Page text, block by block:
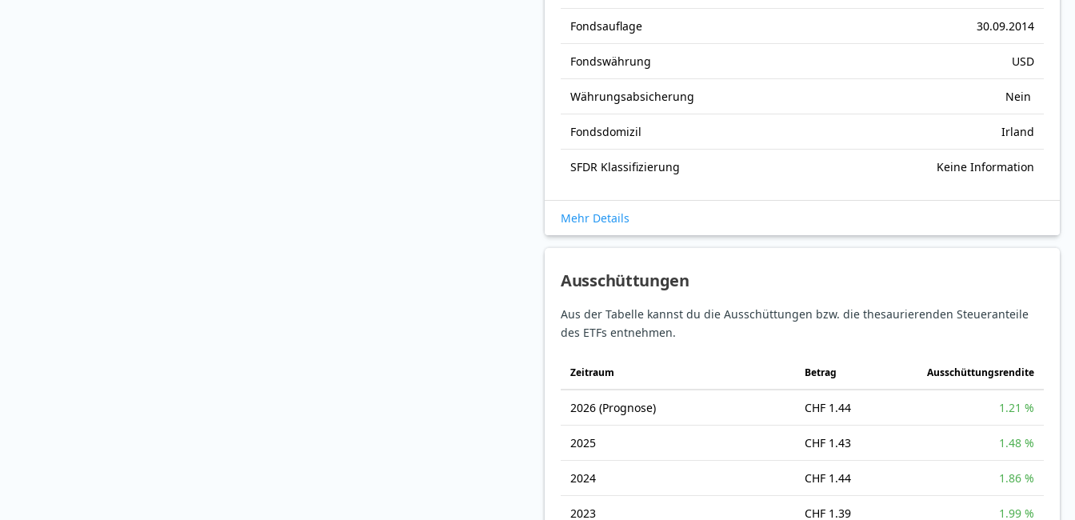
Fonds­auflage 30.09.2014
Fonds­währung USD
Währungsabsicherung Nein
Fondsdomizil Irland
SFDR Klassifizierung Keine Information
Mehr Details
Ausschüttungen
Aus der Tabelle kannst du die Ausschüttungen bzw. die thesaurierenden Steueranteile
des ETFs entnehmen.
Zeitraum Betrag Ausschüttungsrendite
2026 (Prognose) CHF 1.44 1.21 %
2025 CHF 1.43 1.48 %
2024 CHF 1.44 1.86 %
2023 CHF 1.39 1.99 %